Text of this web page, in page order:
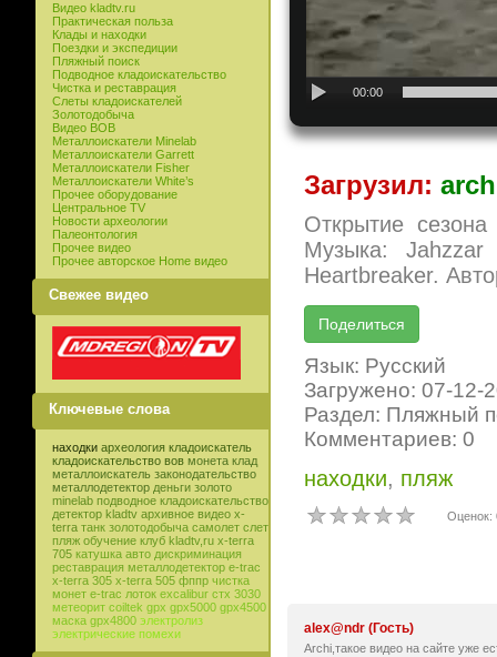
Видео kladtv.ru
Практическая польза
Клады и находки
Поездки и экспедиции
Пляжный поиск
Подводное кладоискательство
Чистка и реставрация
Слеты кладоискателей
Золотодобыча
Видео ВОВ
Металлоискатели Minelab
Металлоискатели Garrett
Металлоискатели Fisher
Металлоискатели White’s
Прочее оборудование
Центральное TV
Новости археологии
Палеонтология
Прочее видео
Прочее авторское Home видео
Свежее видео
Ключевые слова
находки археология кладоискатель
кладоискательство вов монета клад
металлоискатель законодательство
металлодетектор деньги золото
minelab подводное кладоискательство
детектор kladtv архивное видео x-
terra танк золотодобыча самолет слет
пляж обучение клуб kladtv,ru x-terra
705 катушка авто дискриминация
реставрация металлодетектор e-trac
x-terra 305 x-terra 505 фппр чистка
монет e-trac лоток excalibur стх 3030
метеорит coiltek gpx gpx5000 gpx4500
маска gpx4800 электролиз
электрические помехи
00:00
Загрузил:
Открытие
Музыка:
Heartbreaker.
Язык: Русский
Загружено: 07-12-
Раздел: Пляжный
Комментариев: 0
находки, пляж
Оценок:
alex@ndr (Гость)
Archi,такое видео на сайте уже